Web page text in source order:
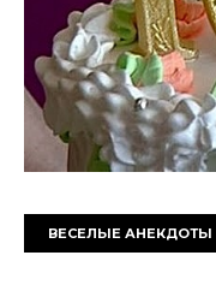
ВЕСЕЛЫЕ АНЕКДОТЫ